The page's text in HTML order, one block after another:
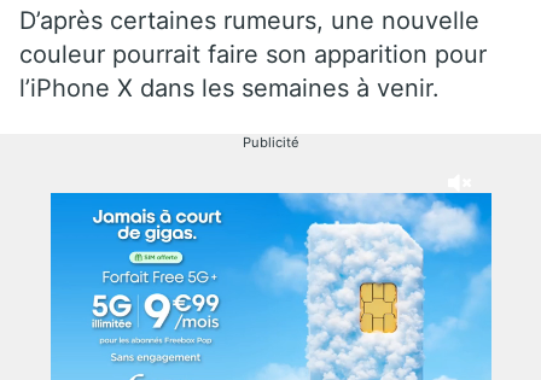
D’après certaines rumeurs, une nouvelle
couleur pourrait faire son apparition pour
l’iPhone X dans les semaines à venir.
Publicité